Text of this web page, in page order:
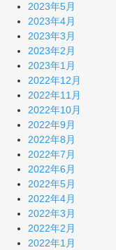
2023年5月
2023年4月
2023年3月
2023年2月
2023年1月
2022年12月
2022年11月
2022年10月
2022年9月
2022年8月
2022年7月
2022年6月
2022年5月
2022年4月
2022年3月
2022年2月
2022年1月